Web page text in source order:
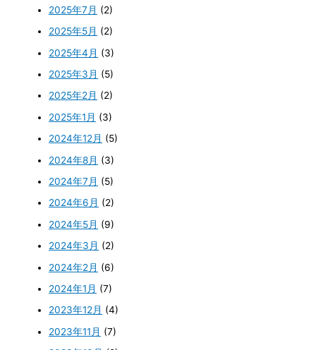
2025年7月 (2)
2025年5月 (2)
2025年4月 (3)
2025年3月 (5)
2025年2月 (2)
2025年1月 (3)
2024年12月 (5)
2024年8月 (3)
2024年7月 (5)
2024年6月 (2)
2024年5月 (9)
2024年3月 (2)
2024年2月 (6)
2024年1月 (7)
2023年12月 (4)
2023年11月 (7)